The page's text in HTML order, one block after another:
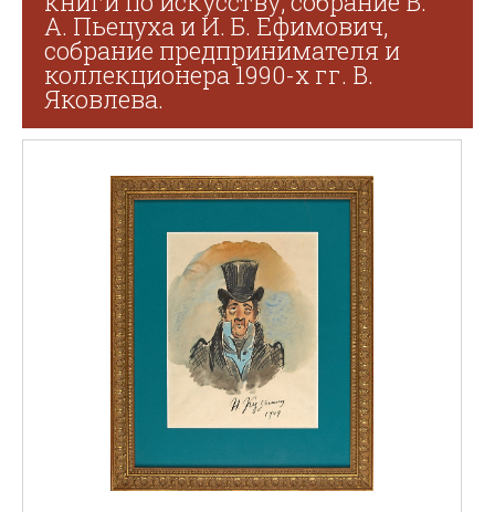
А. Пьецуха и И. Б. Ефимович,
собрание предпринимателя и
коллекционера 1990-х гг. В.
Яковлева.